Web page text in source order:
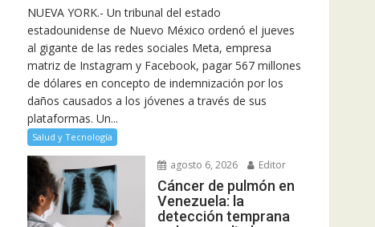
NUEVA YORK.- Un tribunal del estado
estadounidense de Nuevo México ordenó el jueves
al gigante de las redes sociales Meta, empresa
matriz de Instagram y Facebook, pagar 567 millones
de dólares en concepto de indemnización por los
daños causados a los jóvenes a través de sus
plataformas. Un...
Salud y Tecnología
agosto 6, 2026 Editor
Cáncer de pulmón en
Venezuela: la
detección temprana